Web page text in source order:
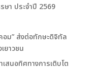
ษา ประจำปี 2569
อม” ส่งต่อทักษะดิจิทัล
ยาวชน
สนอทิศทางการเติบโต